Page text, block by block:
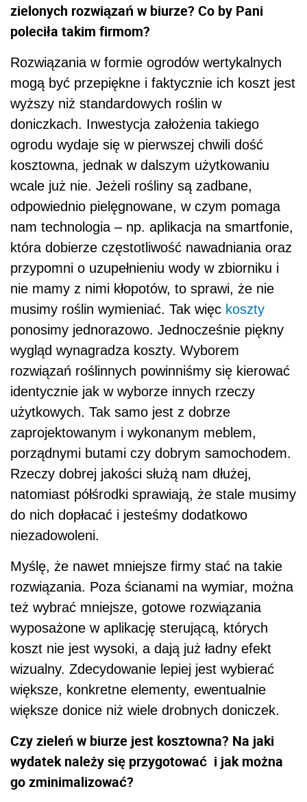
zielonych rozwiązań w biurze? Co by Pani
poleciła takim firmom?
Rozwiązania w formie ogrodów wertykalnych
mogą być przepiękne i faktycznie ich koszt jest
wyższy niż standardowych roślin w
doniczkach. Inwestycja założenia takiego
ogrodu wydaje się w pierwszej chwili dość
kosztowna, jednak w dalszym użytkowaniu
wcale już nie. Jeżeli rośliny są zadbane,
odpowiednio pielęgnowane, w czym pomaga
nam technologia – np. aplikacja na smartfonie,
która dobierze częstotliwość nawadniania oraz
przypomni o uzupełnieniu wody w zbiorniku i
nie mamy z nimi kłopotów, to sprawi, że nie
musimy roślin wymieniać. Tak więc koszty
ponosimy jednorazowo. Jednocześnie piękny
wygląd wynagradza koszty. Wyborem
rozwiązań roślinnych powinniśmy się kierować
identycznie jak w wyborze innych rzeczy
użytkowych. Tak samo jest z dobrze
zaprojektowanym i wykonanym meblem,
porządnymi butami czy dobrym samochodem.
Rzeczy dobrej jakości służą nam dłużej,
natomiast półśrodki sprawiają, że stale musimy
do nich dopłacać i jesteśmy dodatkowo
niezadowoleni.
Myślę, że nawet mniejsze firmy stać na takie
rozwiązania. Poza ścianami na wymiar, można
też wybrać mniejsze, gotowe rozwiązania
wyposażone w aplikację sterującą, których
koszt nie jest wysoki, a dają już ładny efekt
wizualny. Zdecydowanie lepiej jest wybierać
większe, konkretne elementy, ewentualnie
większe donice niż wiele drobnych doniczek.
Czy zieleń w biurze jest kosztowna? Na jaki
wydatek należy się przygotować i jak można
go zminimalizować?